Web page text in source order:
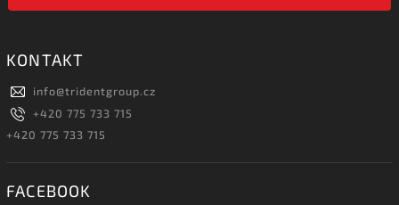
KONTAKT
info@tridentgroup.cz
+420 775 733 715
+420 775 733 715
FACEBOOK